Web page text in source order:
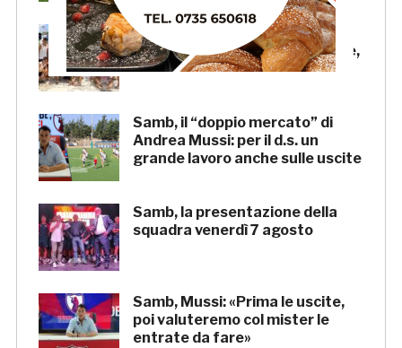
Beach Soccer AiCS: Lido del
Pescatore conquista il tricolore,
a Imperial Beach la Coppa Italia
Samb, il “doppio mercato” di
Andrea Mussi: per il d.s. un
grande lavoro anche sulle uscite
Samb, la presentazione della
squadra venerdì 7 agosto
Samb, Mussi: «Prima le uscite,
poi valuteremo col mister le
entrate da fare»